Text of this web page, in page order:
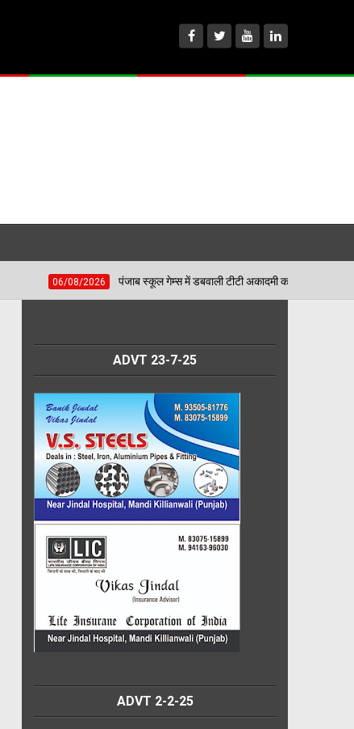
पंजाब स्कूल गेम्स में डबवाली टीटी अकादमी का दबदबा, 4 बेटियों ने मारी बाजी; अब जिला
ADVT 23-7-25
ADVT 2-2-25